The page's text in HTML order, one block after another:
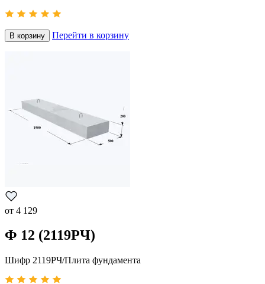
В корзину Перейти в корзину
от 4 129
Ф 12 (2119РЧ)
Шифр 2119РЧ/Плита фундамента